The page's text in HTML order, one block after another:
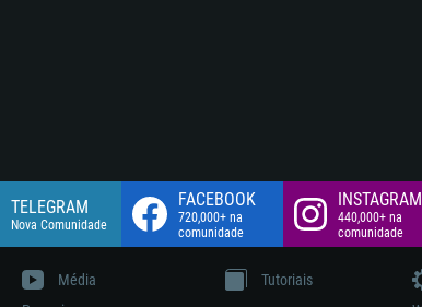
TELEGRAM
Nova Comunidade
FACEBOOK
720,000+ na
comunidade
INSTAGRAM
440,000+ na
comunidade
Média
Tutoriais